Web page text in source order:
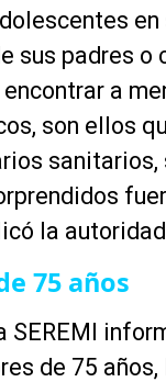
en
sus padres o
a
son ellos
sanitarios,
la
75 años
SEREMI
de 75